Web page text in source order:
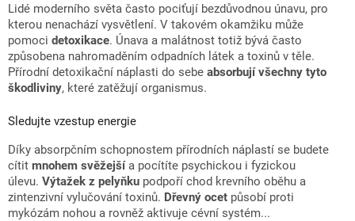
Lidé moderního světa často pociťují bezdůvodnou únavu, pro
kterou nenachází vysvětlení. V takovém okamžiku může
pomoci detoxikace. Únava a malátnost totiž bývá často
způsobena nahromaděním odpadních látek a toxinů v těle.
Přírodní detoxikační náplasti do sebe absorbují všechny tyto
škodliviny, které zatěžují organismus.
Sledujte vzestup energie
Díky absorpčním schopnostem přírodních náplastí se budete
cítit mnohem svěžejšía pocítíte psychickou i fyzickou
úlevu. Výtažek z pelyňku podpoří chod krevního oběhu a
zintenzivní vylučování toxinů. Dřevný ocet působí proti
mykózám nohou a rovněž aktivuje cévní systém...